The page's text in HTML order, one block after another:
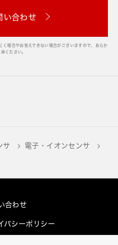
い合わせ
場合やお答えできない場合がございますので、あらか
ください。
サ
電子・イオンセンサ
合わせ
バシーポリシー